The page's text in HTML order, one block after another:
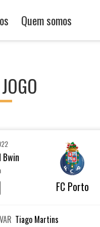
Quem somos
FC Porto
VAR Tiago Martins